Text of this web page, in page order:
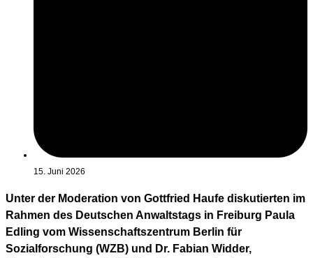
15. Juni 2026
Unter der Moderation von Gottfried Haufe diskutierten im
Rahmen des Deutschen Anwaltstags in Freiburg Paula
Edling vom Wissenschaftszentrum Berlin für
Sozialforschung (WZB) und Dr. Fabian Widder,